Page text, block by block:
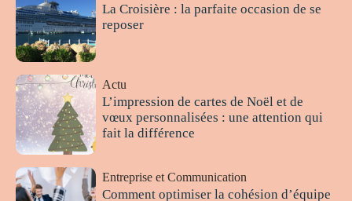
La Croisière : la parfaite occasion de se
reposer
Actu
L’impression de cartes de Noël et de
vœux personnalisées : une attention qui
fait la différence
Entreprise et Communication
Comment optimiser la cohésion d’équipe